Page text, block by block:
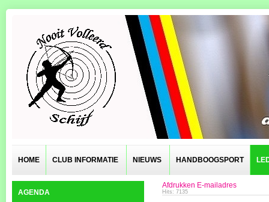
HOME CLUB INFORMATIE NIEUWS HANDBOOGSPORT
AGENDA
Afdrukken E-mailadres
Hits: 7135